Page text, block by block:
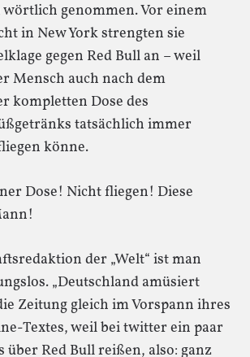
wörtlich genommen. Vor einem
in New York strengten sie
gegen Red Bull an – weil
Mensch auch nach dem
kompletten Dose des
tatsächlich immer
könne.
Dose! Nicht fliegen! Diese
der „Welt“ ist man
„Deutschland amüsiert
Zeitung gleich im Vorspann ihres
Textes, weil bei twitter ein paar
über Red Bull reißen, also: ganz